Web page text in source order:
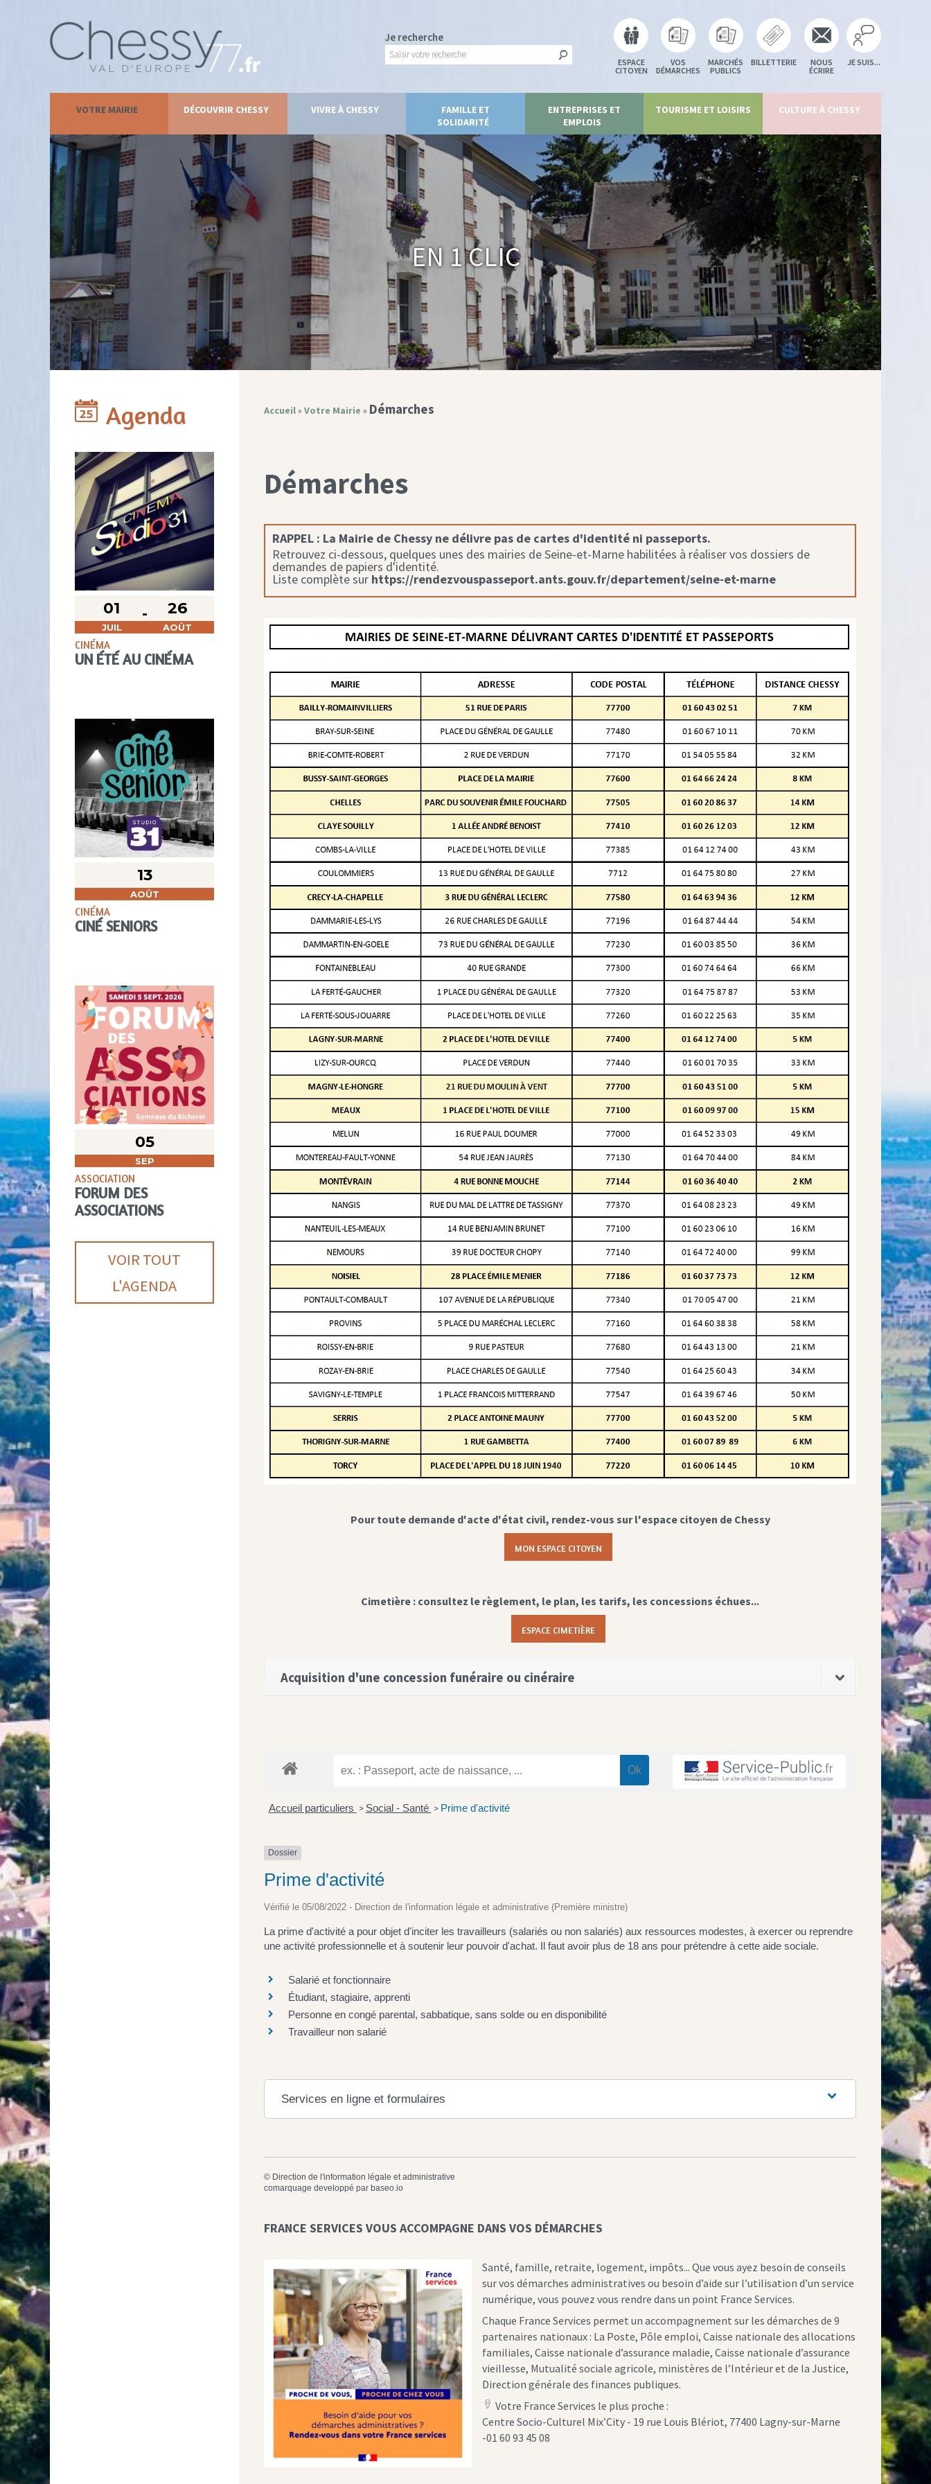
Je recherche
ESPACE
CITOYEN
VOS
DÉMARCHES
MARCHÉS
PUBLICS
BILLETTERIE
NOUS
ÉCRIRE
JE SUIS...
VOTRE MAIRIE DÉCOUVRIR CHESSY VIVRE À CHESSY
FAMILLE ET
SOLIDARITÉ
ENTREPRISES ET
EMPLOIS
TOURISME ET LOISIRS CULTURE À CHESSY
En 1 clic
Agenda
01
JUIL
26
AOÛT
CINÉMA
UN ÉTÉ AU CINÉMA
13
AOÛT
CINÉMA
CINÉ SENIORS
05
SEP
ASSOCIATION
FORUM DES
ASSOCIATIONS
VOIR TOUT
L'AGENDA
Accueil» Votre Mairie » Démarches
Démarches
RAPPEL : La Mairie de Chessy ne délivre pas de cartes d'identité ni passeports.
Retrouvez ci-dessous, quelques unes des mairies de Seine-et-Marne habilitées à réaliser vos dossiers de
demandes de papiers d'identité.
Liste complète sur https://rendezvouspasseport.ants.gouv.fr/departement/seine-et-marne
Pour toute demande d'acte d'état civil, rendez-vous sur l'espace citoyen de Chessy
MON ESPACE CITOYEN
Cimetière : consultez le règlement, le plan, les tarifs, les concessions échues...
ESPACE CIMETIÈRE
Acquisition d'une concession funéraire ou cinéraire
Accueil particuliers > Social - Santé > Prime d'activité
Dossier
Prime d'activité
Vérifié le 05/08/2022 - Direction de l'information légale et administrative (Première ministre)
La prime d'activité a pour objet d'inciter les travailleurs (salariés ou non salariés) aux ressources modestes, à exercer ou reprendre
une activité professionnelle et à soutenir leur pouvoir d'achat. Il faut avoir plus de 18 ans pour prétendre à cette aide sociale.
Salarié et fonctionnaire
Étudiant, stagiaire, apprenti
Personne en congé parental, sabbatique, sans solde ou en disponibilité
Travailleur non salarié
Services en ligne et formulaires
© Direction de l'information légale et administrative
comarquage developpé par baseo.io
FRANCE SERVICES VOUS ACCOMPAGNE DANS VOS DÉMARCHES
Santé, famille, retraite, logement, impôts... Que vous ayez besoin de conseils
sur vos démarches administratives ou besoin d’aide sur l’utilisation d’un service
numérique, vous pouvez vous rendre dans un point France Services.
Chaque France Services permet un accompagnement sur les démarches de 9
partenaires nationaux : La Poste, Pôle emploi, Caisse nationale des allocations
familiales, Caisse nationale d’assurance maladie, Caisse nationale d’assurance
vieillesse, Mutualité sociale agricole, ministères de l’Intérieur et de la Justice,
Direction générale des finances publiques.
location
icon
Votre France Services le plus proche :
Centre Socio-Culturel Mix’City - 19 rue Louis Blériot, 77400 Lagny-sur-Marne
-01 60 93 45 08